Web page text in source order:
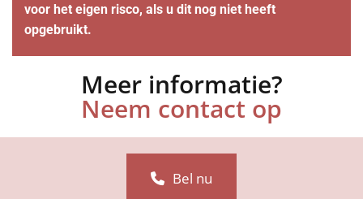
voor het eigen risco, als u dit nog niet heeft
opgebruikt.
Meer informatie?
Neem contact op
Bel nu